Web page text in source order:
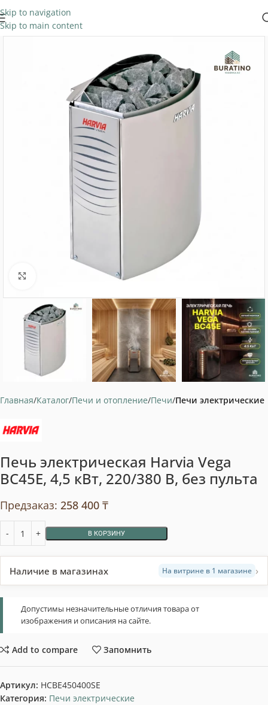
Skip to navigation
Skip to main content
Нажмите, чтобы увеличить
Главная Каталог Печи и отопление Печи Печи электрические
Печь электрическая Harvia Vega
ВС45Е, 4,5 кВт, 220/380 В, без пульта
Предзаказ: 258 400 ₸
В КОРЗИНУ
Наличие в магазинах На витрине в 1 магазине ›
Допустимы незначительные отличия товара от
изображения и описания на сайте.
Add to compare Запомнить
Артикул: HCBE450400SE
Категория: Печи электрические